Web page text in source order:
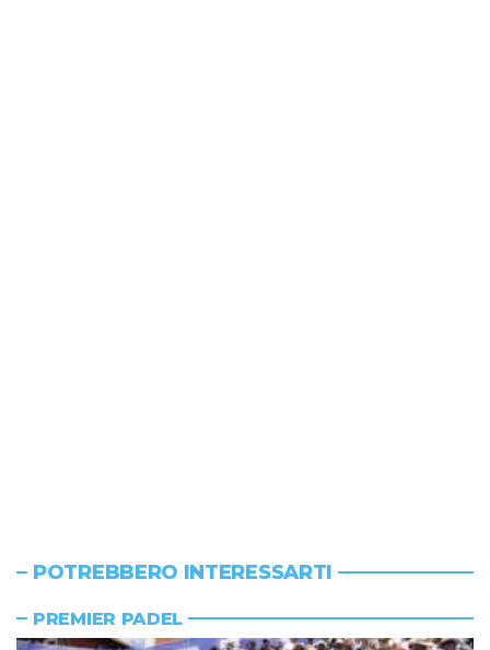
POTREBBERO INTERESSARTI
PREMIER PADEL